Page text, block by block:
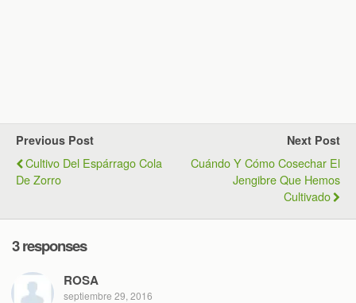
Previous Post
Cultivo Del Espárrago Cola
De Zorro
Next Post
Cuándo Y Cómo Cosechar El
Jengibre Que Hemos
Cultivado
3 responses
ROSA
septiembre 29, 2016